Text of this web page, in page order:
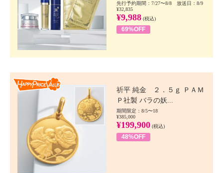
先行予約期間：7/27〜8/8 放送日：8/9
¥32,835
¥9,988 (税込)
69%OFF
祈平 純金 ２．５ｇ ＰＡＭ
Ｐ社製 バラの妖...
期間限定：8/5〜18
¥385,000
¥199,900 (税込)
48%OFF